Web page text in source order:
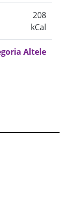
208
kCal
Altele